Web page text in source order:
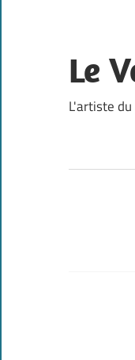
content
Le
L'artiste